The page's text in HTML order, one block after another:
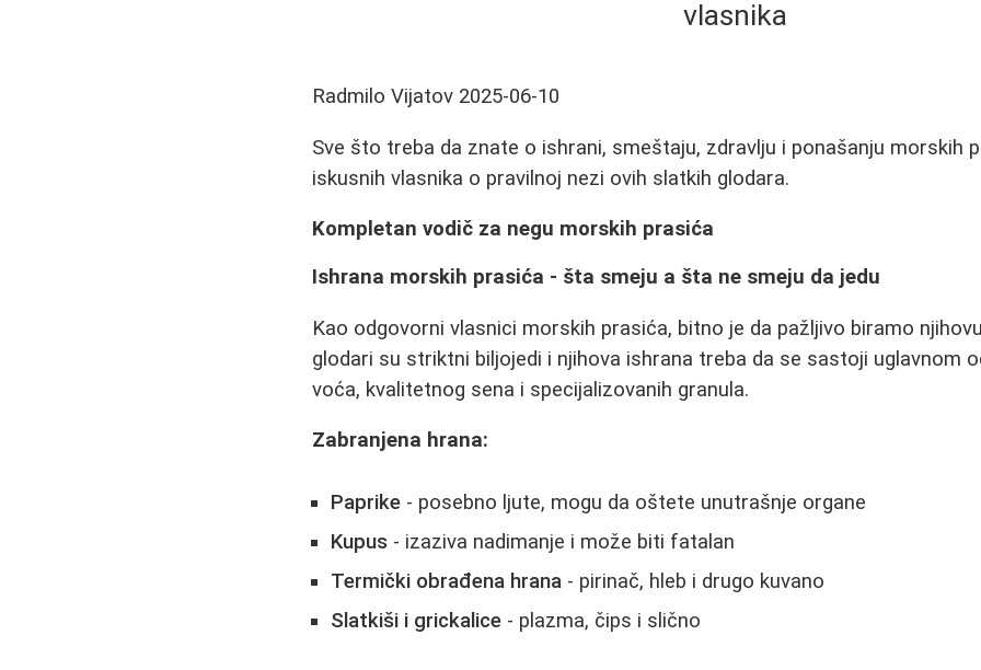
vlasnika
Radmilo Vijatov 2025-06-10
Sve što treba da znate o ishrani, smeštaju, zdravlju i ponašanju morskih
iskusnih vlasnika o pravilnoj nezi ovih slatkih glodara.
Kompletan vodič za negu morskih prasića
Ishrana morskih prasića - šta smeju a šta ne smeju da jedu
Kao odgovorni vlasnici morskih prasića, bitno je da pažljivo biramo
glodari su striktni biljojedi i njihova ishrana treba da se sastoji uglavnom
voća, kvalitetnog sena i specijalizovanih granula.
Zabranjena hrana:
Paprike - posebno ljute, mogu da oštete unutrašnje organe
Kupus - izaziva nadimanje i može biti fatalan
Termički obrađena hrana - pirinač, hleb i drugo kuvano
Slatkiši i grickalice - plazma, čips i slično